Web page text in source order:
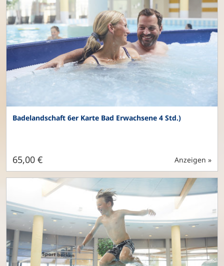
Badelandschaft 6er Karte Bad Erwachsene 4 Std.)
65,00 € Anzeigen »